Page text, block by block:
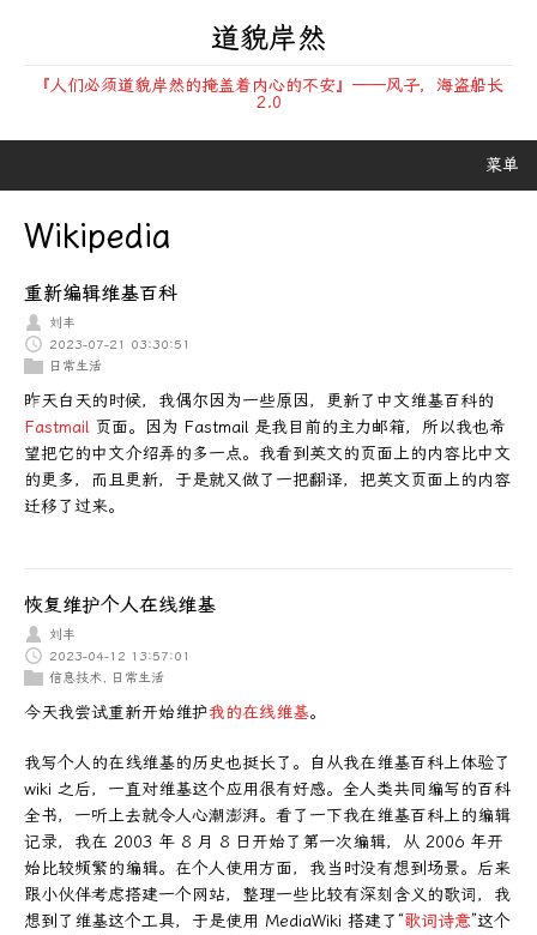
道貌岸然
『人们必须道貌岸然的掩盖着内心的不安』——风子，海盗船长
2.0
菜单
Wikipedia
重新编辑维基百科
刘丰
2023-07-21 03:30:51
日常生活
昨天白天的时候，我偶尔因为一些原因，更新了中文维基百科的
Fastmail页面。因为 Fastmail 是我目前的主力邮箱，所以我也希
望把它的中文介绍弄的多一点。我看到英文的页面上的内容比中文
的更多，而且更新，于是就又做了一把翻译，把英文页面上的内容
迁移了过来。
恢复维护个人在线维基
刘丰
2023-04-12 13:57:01
信息技术
日常生活
今天我尝试重新开始维护我的在线维基。
我写个人的在线维基的历史也挺长了。自从我在维基百科上体验了
wiki 之后，一直对维基这个应用很有好感。全人类共同编写的百科
全书，一听上去就令人心潮澎湃。看了一下我在维基百科上的编辑
记录，我在 2003 年 8 月 8 日开始了第一次编辑，从 2006 年开
始比较频繁的编辑。在个人使用方面，我当时没有想到场景。后来
跟小伙伴考虑搭建一个网站，整理一些比较有深刻含义的歌词，我
想到了维基这个工具，于是使用 MediaWiki 搭建了“歌词诗意”这个